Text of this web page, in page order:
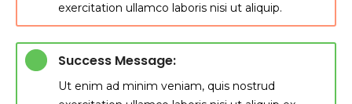
exercitation ullamco laboris nisi ut aliquip.
Success Message:
Ut enim ad minim veniam, quis nostrud